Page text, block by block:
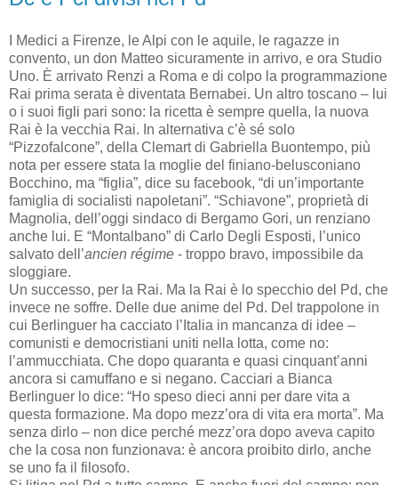
I Medici a Firenze, le Alpi con le aquile, le ragazze in
convento, un don Matteo sicuramente in arrivo, e ora Studio
Uno. È arrivato Renzi a Roma e di colpo la programmazione
Rai prima serata è diventata Bernabei. Un altro toscano – lui
o i suoi figli pari sono: la ricetta è sempre quella, la nuova
Rai è la vecchia Rai. In alternativa c’è sé solo
“Pizzofalcone”, della Clemart di Gabriella Buontempo, più
nota per essere stata la moglie del finiano-belusconiano
Bocchino, ma “figlia”, dice su facebook, “di un’importante
famiglia di socialisti napoletani”. “Schiavone”, proprietà di
Magnolia, dell’oggi sindaco di Bergamo Gori, un renziano
anche lui. E “Montalbano” di Carlo Degli Esposti, l’unico
salvato dell’ancien régime - troppo bravo, impossibile da
sloggiare.
Un successo, per la Rai. Ma la Rai è lo specchio del Pd, che
invece ne soffre. Delle due anime del Pd. Del trappolone in
cui Berlinguer ha cacciato l’Italia in mancanza di idee –
comunisti e democristiani uniti nella lotta, come no:
l’ammucchiata. Che dopo quaranta e quasi cinquant’anni
ancora si camuffano e si negano. Cacciari a Bianca
Berlinguer lo dice: “Ho speso dieci anni per dare vita a
questa formazione. Ma dopo mezz’ora di vita era morta”. Ma
senza dirlo – non dice perché mezz’ora dopo aveva capito
che la cosa non funzionava: è ancora proibito dirlo, anche
se uno fa il filosofo.